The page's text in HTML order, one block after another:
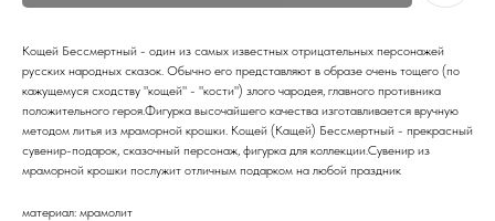
Кощей Бессмертный - один из самых известных отрицательных персонажей
русских народных сказок. Обычно его представляют в образе очень тощего (по
кажущемуся сходству "кощей" - "кости") злого чародея, главного противника
положительного героя.Фигурка высочайшего качества изготавливается вручную
методом литья из мраморной крошки. Кощей (Кащей) Бессмертный - прекрасный
сувенир-подарок, сказочный персонаж, фигурка для коллекции.Сувенир из
мраморной крошки послужит отличным подарком на любой праздник
материал: мрамолит